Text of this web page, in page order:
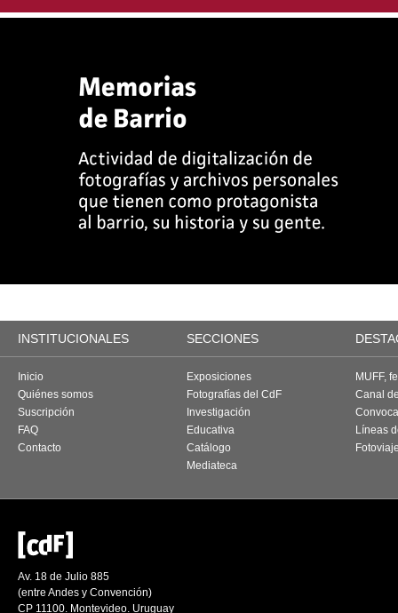
INSTITUCIONALES SECCIONES
Inicio
Quiénes somos
Suscripción
FAQ
Contacto
Exposiciones
Fotografías del CdF
Investigación
Educativa
Catálogo
Mediateca
MUFF,
Canal
Líneas
Av. 18 de Julio 885
(entre Andes y Convención)
CP 11100. Montevideo. Uruguay